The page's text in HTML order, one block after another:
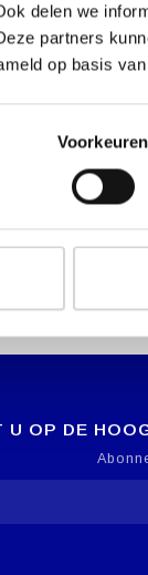
delen we
partners
op basis
Voorkeuren
U OP DE